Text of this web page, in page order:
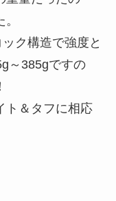
ク構造で強度と
～385gですの
ト＆タフに相応